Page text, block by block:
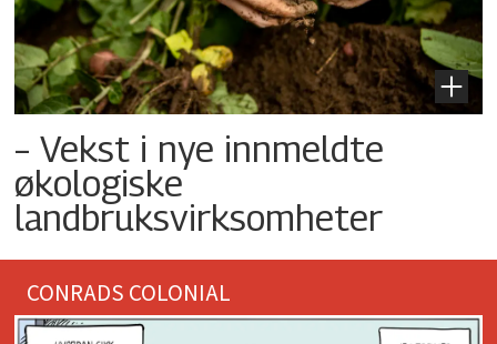
– Vekst i nye innmeldte
økologiske
landbruksvirksomheter
CONRADS COLONIAL